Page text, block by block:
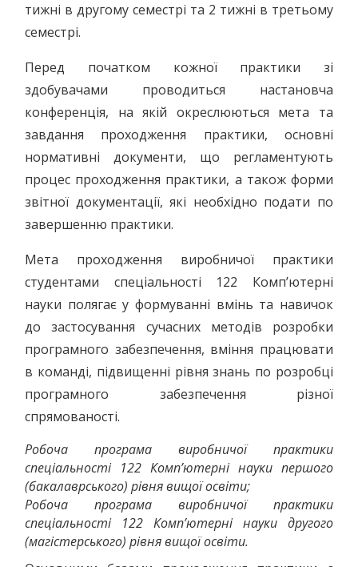
тижні в другому семестрі та 2 тижні в третьому
семестрі.
Перед початком кожної практики зі
здобувачами проводиться настановча
конференція, на якій окреслюються мета та
завдання проходження практики, основні
нормативні документи, що регламентують
процес проходження практики, а також форми
звітної документації, які необхідно подати по
завершенню практики.
Мета проходження виробничої практики
студентами спеціальності 122 Комп’ютерні
науки полягає у формуванні вмінь та навичок
до застосування сучасних методів розробки
програмного забезпечення, вміння працювати
в команді, підвищенні рівня знань по розробці
програмного забезпечення різної
спрямованості.
Робоча програма виробничої практики
спеціальності 122 Комп’ютерні науки першого
(бакалаврського) рівня вищої освіти;
Робоча програма виробничої практики
спеціальності 122 Комп’ютерні науки другого
(магістерського) рівня вищої освіти.